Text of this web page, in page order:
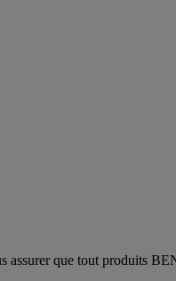
assurer que tout produits